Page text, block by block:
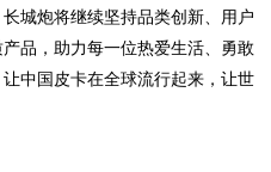
城炮将继续坚持品类创新、用户
品，助力每一位热爱生活、勇敢
中国皮卡在全球流行起来，让世